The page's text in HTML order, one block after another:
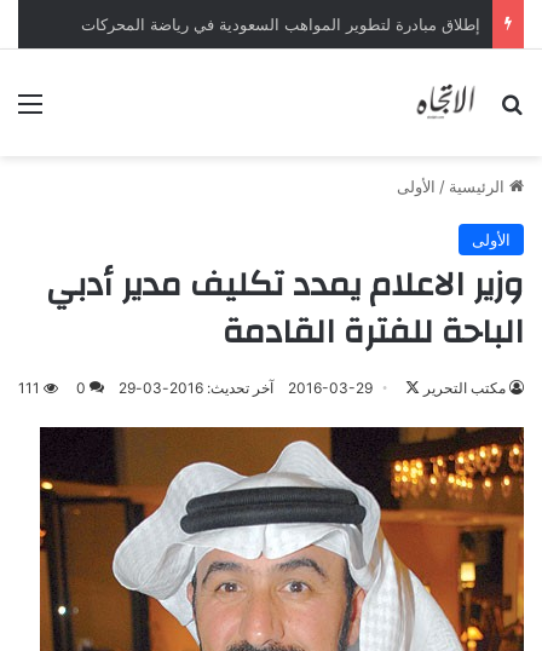
بحث عن
الرئيسية / الأولى
الأولى
وزير الاعلام يمدد تكليف مدير أدبي
الباحة للفترة القادمة
مكتب التحرير
X
2016-03-29 آخر تحديث: 2016-03-29 0
111